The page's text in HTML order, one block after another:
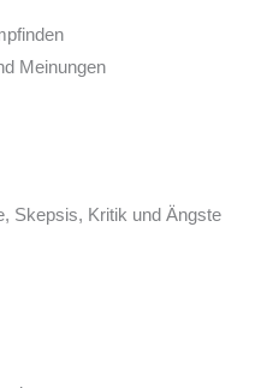
Meinungen
Skepsis, Kritik und Ängste